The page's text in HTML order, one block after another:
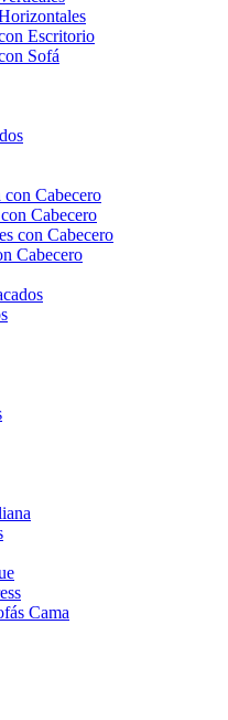
Escritorio
Sofá
con Cabecero
Cabecero
con Cabecero
Cabecero
Cama